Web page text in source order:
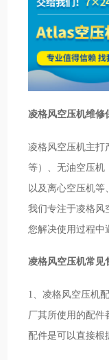
凌格风空压机维修
凌格风空压机主打
等）、无油空压机
以及离心空压机等
我们专注于凌格风
您解决使用过程中
凌格风空压机常见
1、凌格风空压机
厂其所使用的配件
配件是可以直接根